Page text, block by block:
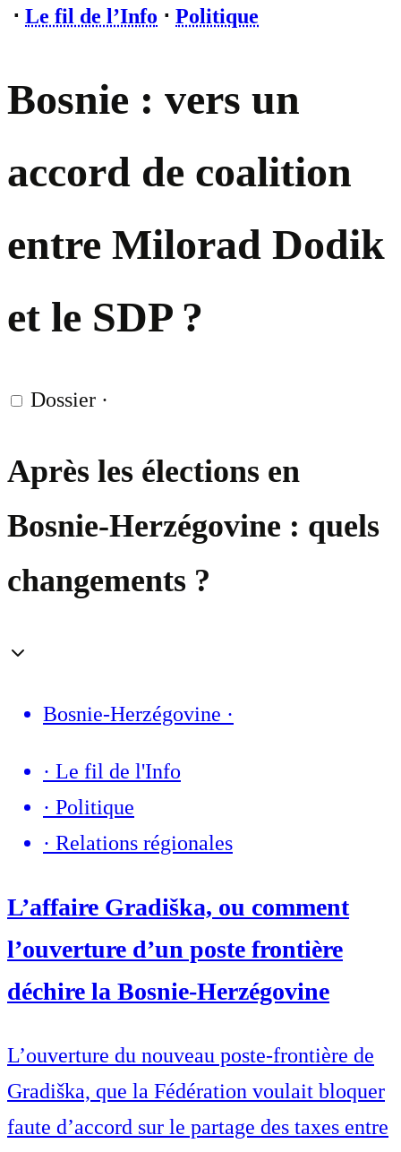
⋅ Le fil de l’Info ⋅ Politique
Bosnie : vers un
accord de coalition
entre Milorad Dodik
et le SDP ?
Dossier ·
Après les élections en
Bosnie-Herzégovine : quels
changements ?
Bosnie-Herzégovine ·
· Le fil de l'Info
· Politique
· Relations régionales
L’affaire Gradiška, ou comment
l’ouverture d’un poste frontière
déchire la Bosnie-Herzégovine
L’ouverture du nouveau poste-frontière de
Gradiška, que la Fédération voulait bloquer
faute d’accord sur le partage des taxes entre